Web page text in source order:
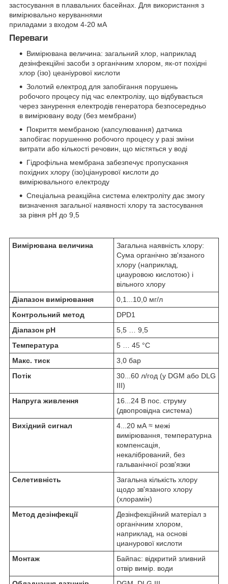
застосування в плавальних басейнах. Для використання з
вимірювально керуваннями
приладами з входом 4-20 мА
Переваги
Вимірювана величина: загальний хлор, наприклад
дезінфекційні засоби з органічним хлором, як-от похідні
хлор (ізо) цеаніурової кислоти
Золотий електрод для запобігання порушень
робочого процесу під час електролізу, що відбувається
через занурення електродів генератора безпосередньо
в вимірювану воду (без мембрани)
Покриття мембраною (капсулювання) датчика
запобігає порушенню робочого процесу у разі зміни
витрати або кількості речовин, що містяться у воді
Гідрофільна мембрана забезпечує пропускання
похідних хлору (ізо)ціанурової кислоти до
вимірювального електроду
Спеціальна реакційна система електроліту дає змогу
визначення загальної наявності хлору та застосування
за рівня pH до 9,5
Вимірювана величина
Загальна наявність хлору:
Сума органічно зв'язаного
хлору (наприклад,
циауровою кислотою) і
вільного хлору
Діапазон вимірювання
0,1...10,0 мг/л
Контрольний метод
DPD1
Діапазон pH
5,5 … 9,5
Температура
5 … 45 °C
Макс. тиск
3,0 бар
Потік
30...60 л/год (у DGM або DLG
III)
Напруга живлення
16...24 В пос. струму
(двопровідна система)
Вихідний сигнал
4...20 мА ≈ межі
вимірювання, температурна
компенсація,
некалібрований, без
гальванічної розв'язки
Селетивність
Загальна кількість хлору
щодо зв'язаного хлору
(хлорамін)
Метод дезінфекції
Дезінфекційний матеріал з
органічним хлором,
наприклад, на основі
цианурової кислоти
Монтаж
Байпас: відкритий зливний
отвір вимір. води